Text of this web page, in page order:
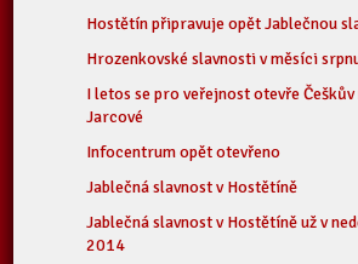
Hostětín připravuje opět Jablečnou
Hrozenkovské slavnosti v měsíci
I letos se pro veřejnost otevře
Jarcové
Infocentrum opět otevřeno
Jablečná slavnost v Hostětíně
Jablečná slavnost v Hostětíně už v
2014